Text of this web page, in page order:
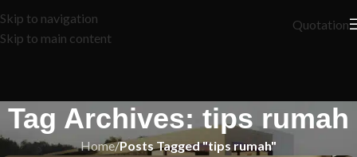
Skip to navigation
Skip to main content
Quotation
Tag Archives: tips rumah
Home/Posts Tagged "tips rumah"